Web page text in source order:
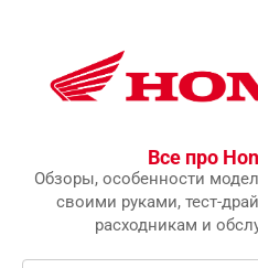
Все про
Обзоры, особенности
своими руками, тест-
расходникам и